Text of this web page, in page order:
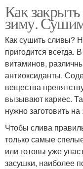
Как
зиму.
Как сушить сливы?
пригодится всегда.
витаминов,
антиоксиданты.
вещества
вызывают кариес.
нужно заготовить на
Чтобы слива
только самые
или готовы уже
засушки, наиболее